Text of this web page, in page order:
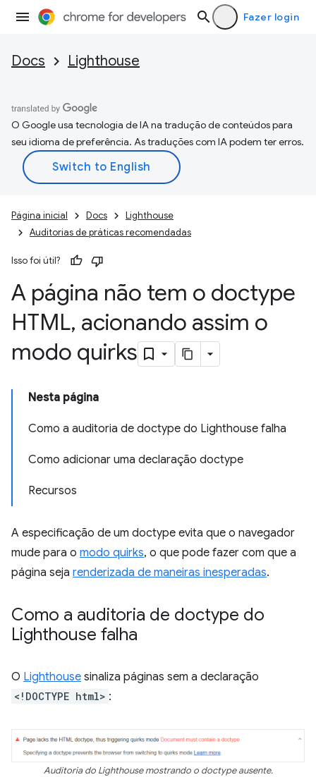
Fazer login
Docs Lighthouse
O Google usa tecnologia de IA na tradução de conteúdos para
seu idioma de preferência. As traduções com IA podem ter erros.
Página inicial Docs
Lighthouse
Auditorias de práticas recomendadas
Isso foi útil?
A página não tem o doctype
HTML, acionando assim o
modo quirks
Nesta página
Como a auditoria de doctype do Lighthouse falha
Como adicionar uma declaração doctype
Recursos
A especificação de um doctype evita que o navegador
mude para o modo quirks, o que pode fazer com que a
página seja renderizada de maneiras inesperadas.
Como a auditoria de doctype do
Lighthouse falha
O Lighthouse sinaliza páginas sem a declaração
<!DOCTYPE html> :
Auditoria do Lighthouse mostrando o doctype ausente.